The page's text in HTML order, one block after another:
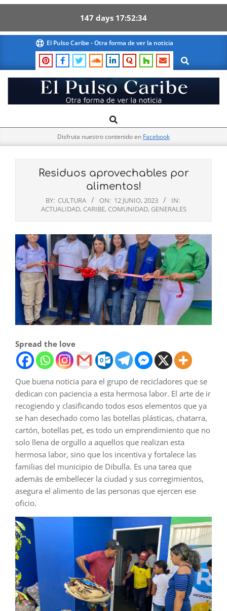
147 days 17 52 33
content
El Pulso Caribe - Otra forma de ver la noticia
Search
El
Pulso
Navigation
Search
Disfruta nuestro contenido en Facebook
Residuos aprovechables por
alimentos!
BY: CULTURA ON: 12 JUNIO, 2023
IN:
ACTUALIDAD, CARIBE, COMUNIDAD, GENERALES
Spread the love
Que buena noticia para el grupo de recicladores que se
dedican con paciencia a esta hermosa labor. El arte de ir
recogiendo y clasificando todos esos elementos que ya
se han desechado como las botellas plásticas, chatarra,
cartón, botellas pet, es todo un emprendimiento que no
solo llena de orgullo a aquellos que realizan esta
hermosa labor, sino que los incentiva y fortalece las
familias del municipio de Dibulla. Es una tarea que
además de embellecer la ciudad y sus corregimientos,
asegura el alimento de las personas que ejercen ese
oficio.